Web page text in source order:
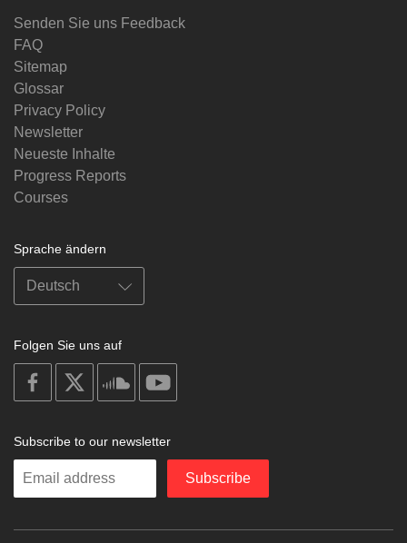
Senden Sie uns Feedback
FAQ
Sitemap
Glossar
Privacy Policy
Newsletter
Neueste Inhalte
Progress Reports
Courses
Sprache ändern
Folgen Sie uns auf
on
facebook
soundcloud
Subscribe to our newsletter
Enter
Subscribe